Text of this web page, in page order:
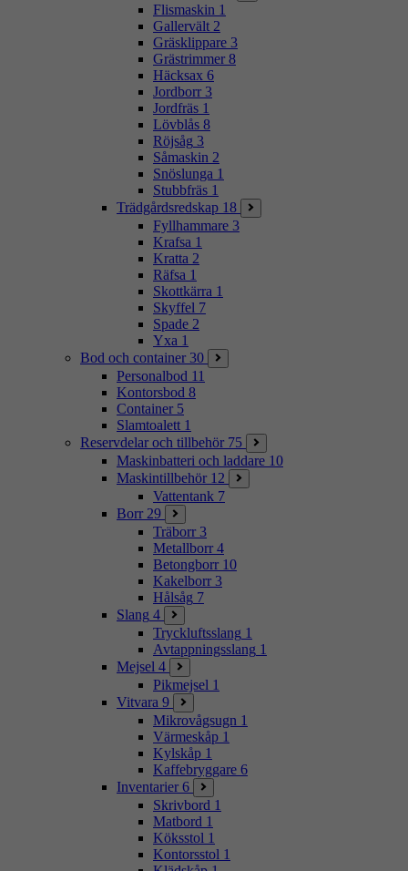
Flismaskin 1
Gallervält 2
Gräsklippare 3
Grästrimmer 8
Häcksax 6
Jordborr 3
Jordfräs 1
Lövblås 8
Röjsåg 3
Såmaskin 2
Snöslunga 1
Stubbfräs 1
Trädgårdsredskap 18
Fyllhammare 3
Krafsa 1
Kratta 2
Räfsa 1
Skottkärra 1
Skyffel 7
Spade 2
Yxa 1
Bod och container 30
Personalbod 11
Kontorsbod 8
Container 5
Slamtoalett 1
Reservdelar och tillbehör 75
Maskinbatteri och laddare 10
Maskintillbehör 12
Vattentank 7
Borr 29
Träborr 3
Metallborr 4
Betongborr 10
Kakelborr 3
Hålsåg 7
Slang 4
Tryckluftsslang 1
Avtappningsslang 1
Mejsel 4
Pikmejsel 1
Vitvara 9
Mikrovågsugn 1
Värmeskåp 1
Kylskåp 1
Kaffebryggare 6
Inventarier 6
Skrivbord 1
Matbord 1
Köksstol 1
Kontorsstol 1